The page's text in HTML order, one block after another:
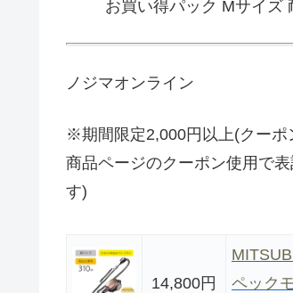
お買い得パック Mサイズ
ノジマオンライン
※期間限定2,000円以上(クーポ
商品ページのクーポン使用で
す)
14,800円
ペック